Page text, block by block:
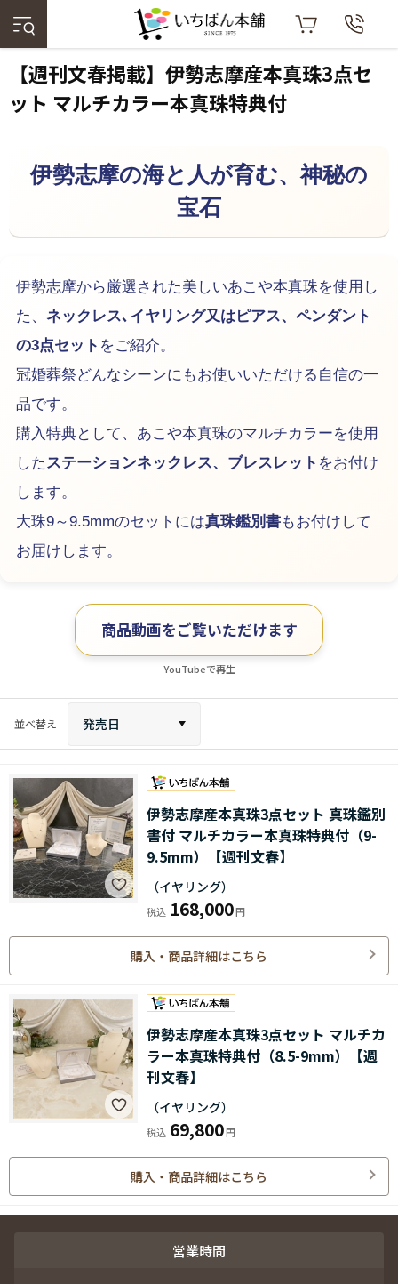
【週刊文春掲載】伊勢志摩産本真珠3点セ
ット マルチカラー本真珠特典付
伊勢志摩の海と人が育む、神秘の
宝石
伊勢志摩から厳選された美しいあこや本真珠を使用し
た、 ネックレス､イヤリング又はピアス、ペンダント
の3点セット をご紹介。
冠婚葬祭どんなシーンにもお使いいただける自信の一
品です。
購入特典として、あこや本真珠のマルチカラーを使用
したステーションネックレス、ブレスレット をお付け
します。
大珠9～9.5mmのセットには真珠鑑別書もお付けして
お届けします。
商品動画をご覧いただけます
YouTubeで再生
並べ替え 発売日
伊勢志摩産本真珠3点セット 真珠鑑別
書付 マルチカラー本真珠特典付（9-
9.5mm）【週刊文春】
（イヤリング）
168,000
購入・商品詳細はこちら
伊勢志摩産本真珠3点セット マルチカ
ラー本真珠特典付（8.5-9mm）【週
刊文春】
（イヤリング）
69,800
購入・商品詳細はこちら
営業時間